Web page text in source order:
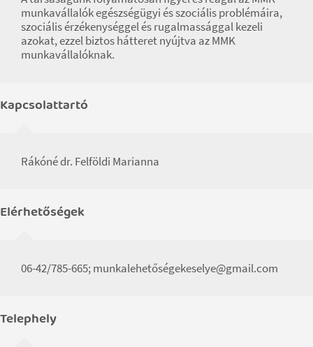
munkavállalók egészségügyi és szociális problémáira,
szociális érzékenységgel és rugalmassággal kezeli
azokat, ezzel biztos hátteret nyújtva az MMK
munkavállalóknak.
Kapcsolattartó
Rákóné dr. Felföldi Marianna
Elérhetőségek
06-42/785-665; munkalehetőségekeselye@gmail.com
Telephely